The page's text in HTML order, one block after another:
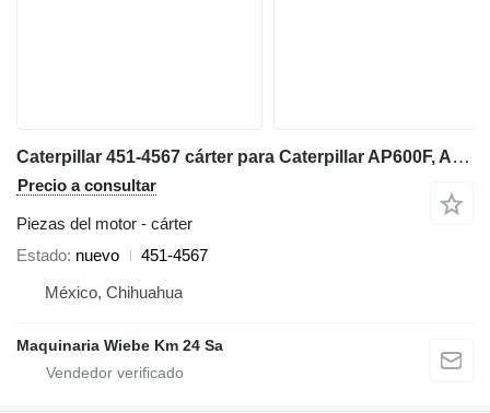
Caterpillar 451-4567 cárter para Caterpillar AP600F, AP655F extendedora de asfalto
Precio a consultar
Piezas del motor - cárter
Estado nuevo
451-4567
México, Chihuahua
Maquinaria Wiebe Km 24 Sa